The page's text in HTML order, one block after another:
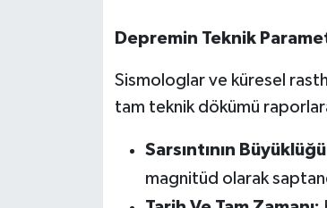
Depremin Teknik
Sismologlar ve küresel
tam teknik dökümü
Sarsıntının
magnitüd olarak